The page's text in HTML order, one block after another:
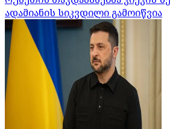
ადამიანის სიკვდილი გამოიწვია